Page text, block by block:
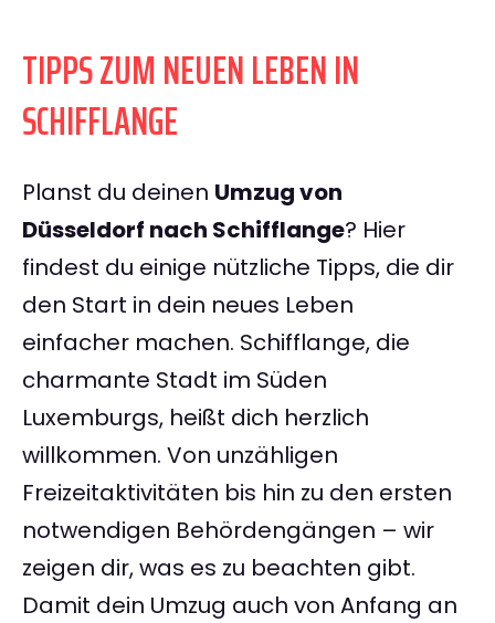
TIPPS ZUM NEUEN LEBEN IN
SCHIFFLANGE
Planst du deinen Umzug von
Düsseldorf nach Schifflange? Hier
findest du einige nützliche Tipps, die dir
den Start in dein neues Leben
einfacher machen. Schifflange, die
charmante Stadt im Süden
Luxemburgs, heißt dich herzlich
willkommen. Von unzähligen
Freizeitaktivitäten bis hin zu den ersten
notwendigen Behördengängen – wir
zeigen dir, was es zu beachten gibt.
Damit dein Umzug auch von Anfang an